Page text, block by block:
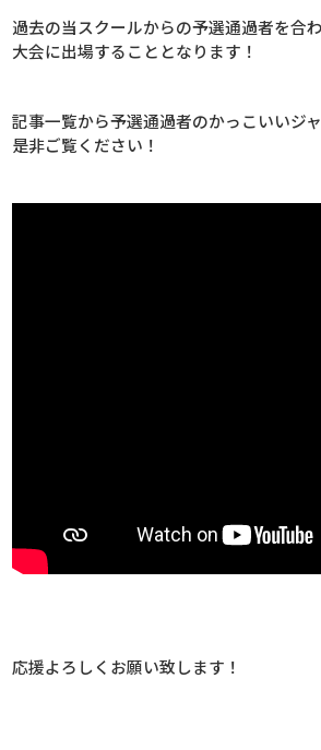
過去の当スクールからの予選通過者を合
大会に出場することとなります！
記事一覧から予選通過者のかっこいいジ
是非ご覧ください！
応援よろしくお願い致します！